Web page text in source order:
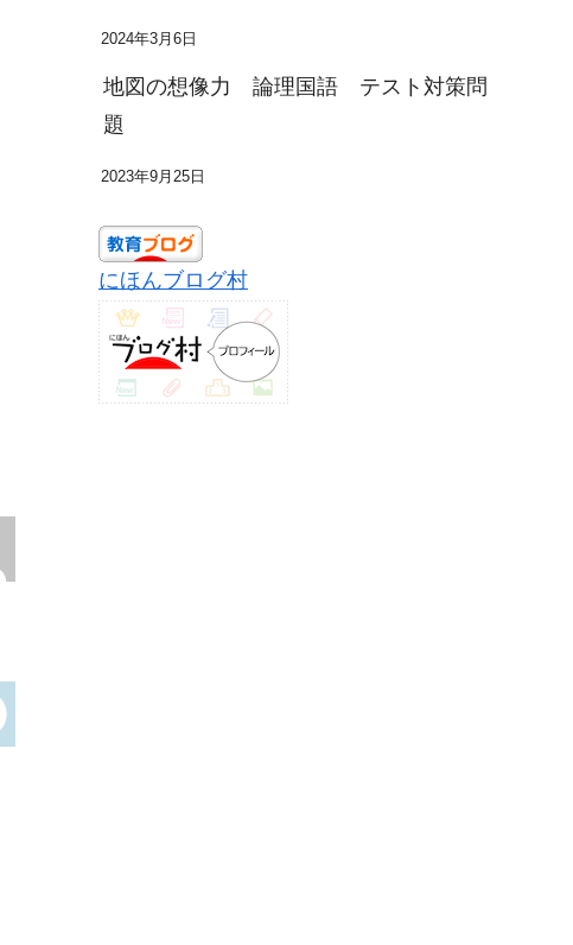
2024年3月6日
地図の想像力 論理国語 テスト対策問
題
2023年9月25日
にほんブログ村